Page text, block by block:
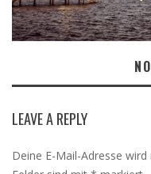
LEAVE A REPLY
Deine E-Mail-Adresse